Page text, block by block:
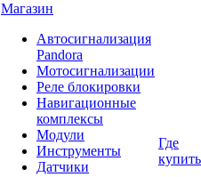
Магазин
Автосигнализация
Pandora
Мотосигнализации
Реле блокировки
Навигационные
комплексы
Модули
Инструменты
Датчики
Где
купить